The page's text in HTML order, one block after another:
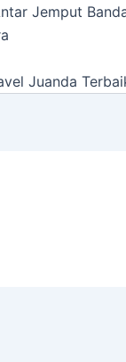
Jemput
Juanda